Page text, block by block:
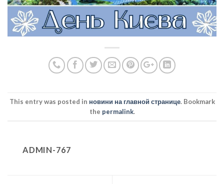
This entry was posted in новини на главной странице. Bookmark
the permalink.
ADMIN-767